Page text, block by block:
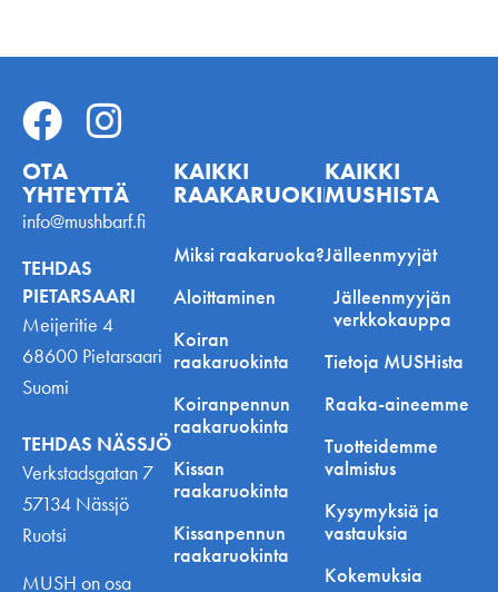
OTA
YHTEYTTÄ
info@mushbarf.fi
TEHDAS
PIETARSAARI
Meijeritie 4
68600 Pietarsaari
Suomi
TEHDAS NÄSSJÖ
Verkstadsgatan 7
57134 Nässjö
Ruotsi
MUSH on osa
KAIKKI
RAAKARUOKINNASTA
Miksi raakaruoka?
Aloittaminen
Koiran
raakaruokinta
Koiranpennun
raakaruokinta
Kissan
raakaruokinta
Kissanpennun
raakaruokinta
KAIKKI
MUSHISTA
Jälleenmyyjät
Jälleenmyyjän
verkkokauppa
Tietoja MUSHista
Raaka-aineemme
Tuotteidemme
valmistus
Kysymyksiä ja
vastauksia
Kokemuksia